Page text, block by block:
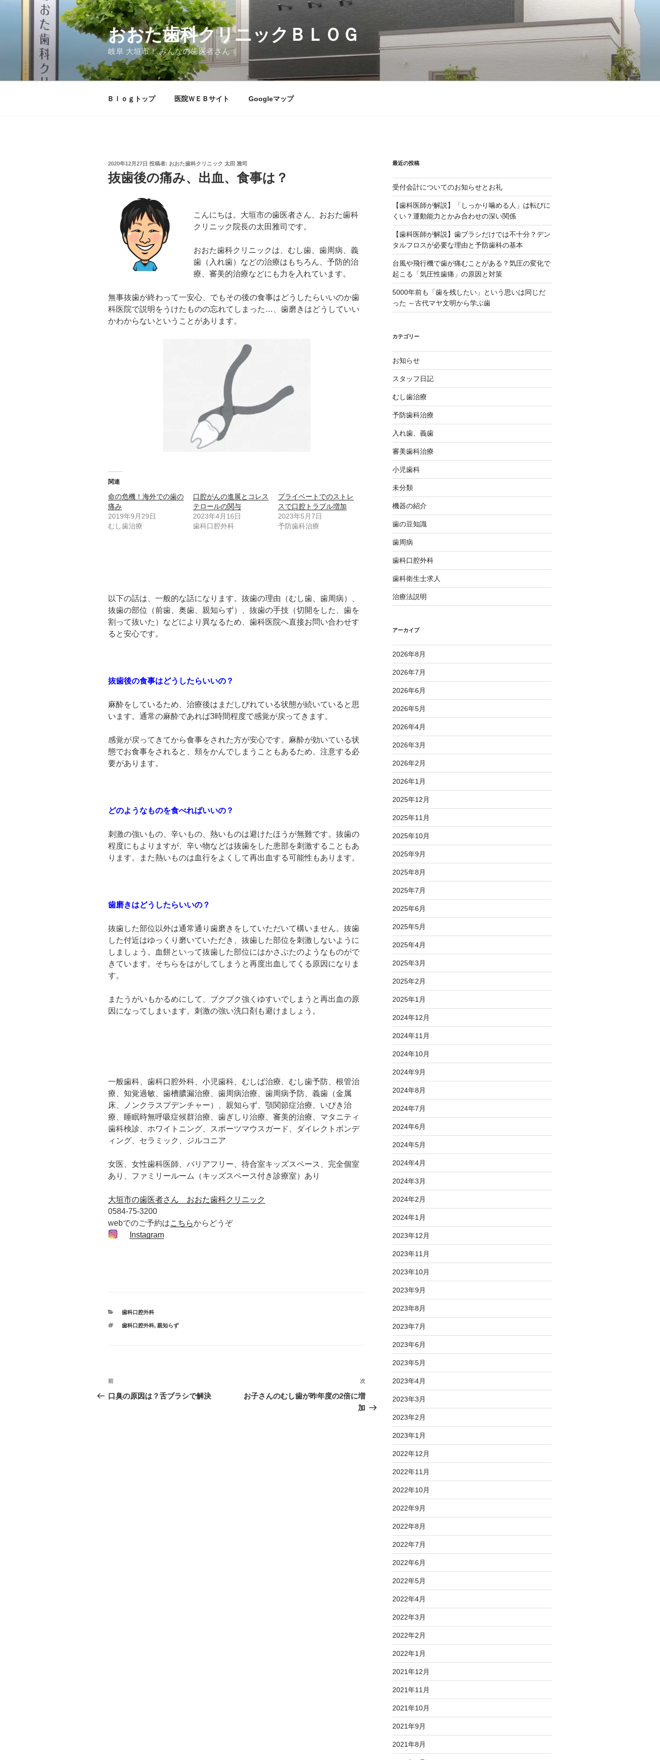
おおた歯科クリニックＢＬＯＧ
岐阜 大垣市！ みんなの歯医者さん
Ｂｌｏｇトップ 医院ＷＥＢサイト Googleマップ
投
稿
日:
2020年12月27日 投稿者: おおた歯科クリニック 太田 雅司
抜歯後の痛み、出血、食事は？
こんにちは。大垣市の歯医者さん、おおた歯科
クリニック院長の太田雅司です。
おおた歯科クリニックは、むし歯、歯周病、義
歯（入れ歯）などの治療はもちろん、予防的治
療、審美的治療などにも力を入れています。
無事抜歯が終わって一安心、でもその後の食事はどうしたらいいのか歯
科医院で説明をうけたものの忘れてしまった…、歯磨きはどうしていい
かわからないということがあります。
関連
命の危機！海外での歯の
痛み
2019年9月29日
むし歯治療
口腔がんの進展とコレス
テロールの関与
2023年4月16日
歯科口腔外科
プライベートでのストレ
スで口腔トラブル増加
2023年5月7日
予防歯科治療
以下の話は、一般的な話になります。抜歯の理由（むし歯、歯周病）、
抜歯の部位（前歯、奥歯、親知らず）、抜歯の手技（切開をした、歯を
割って抜いた）などにより異なるため、歯科医院へ直接お問い合わせす
ると安心です。
抜歯後の食事はどうしたらいいの？
麻酔をしているため、治療後はまだしびれている状態が続いていると思
います。通常の麻酔であれば3時間程度で感覚が戻ってきます。
感覚が戻ってきてから食事をされた方が安心です。麻酔が効いている状
態でお食事をされると、頬をかんでしまうこともあるため、注意する必
要があります。
どのようなものを食べればいいの？
刺激の強いもの、辛いもの、熱いものは避けたほうが無難です。抜歯の
程度にもよりますが、辛い物などは抜歯をした患部を刺激することもあ
ります。また熱いものは血行をよくして再出血する可能性もあります。
歯磨きはどうしたらいいの？
抜歯した部位以外は通常通り歯磨きをしていただいて構いません。抜歯
した付近はゆっくり磨いていただき、抜歯した部位を刺激しないように
しましょう。血餅といって抜歯した部位にはかさぶたのようなものがで
きています。そちらをはがしてしまうと再度出血してくる原因になりま
す。
またうがいもかるめにして、ブクブク強くゆすいでしまうと再出血の原
因になってしまいます。刺激の強い洗口剤も避けましょう。
一般歯科、歯科口腔外科、小児歯科、むしば治療、むし歯予防、根管治
療、知覚過敏、歯槽膿漏治療、歯周病治療、歯周病予防、義歯（金属
床、ノンクラスプデンチャー）、親知らず、顎関節症治療、いびき治
療、睡眠時無呼吸症候群治療、歯ぎしり治療、審美的治療、マタニティ
歯科検診、ホワイトニング、スポーツマウスガード、ダイレクトボンデ
ィング、セラミック、ジルコニア
女医、女性歯科医師、バリアフリー、待合室キッズスペース、完全個室
あり、ファミリールーム（キッズスペース付き診療室）あり
大垣市の歯医者さん おおた歯科クリニック
0584-75-3200
webでのご予約はこちらからどうぞ
Instagram
カ
ゴ
歯科口腔外科
タ
歯科口腔外科, 親知らず
投
稿
過
去
前
口臭の原因は？舌ブラシで解決
次
の
投
次
お子さんのむし歯が昨年度の2倍に増
加
最近の投稿
受付会計についてのお知らせとお礼
【歯科医師が解説】「しっかり噛める人」は転びに
くい？運動能力とかみ合わせの深い関係
【歯科医師が解説】歯ブラシだけでは不十分？デン
タルフロスが必要な理由と予防歯科の基本
台風や飛行機で歯が痛むことがある？気圧の変化で
起こる「気圧性歯痛」の原因と対策
5000年前も「歯を残したい」という思いは同じだ
った ～古代マヤ文明から学ぶ歯
カテゴリー
お知らせ
スタッフ日記
むし歯治療
予防歯科治療
入れ歯、義歯
審美歯科治療
小児歯科
未分類
機器の紹介
歯の豆知識
歯周病
歯科口腔外科
歯科衛生士求人
治療法説明
アーカイブ
2026年8月
2026年7月
2026年6月
2026年5月
2026年4月
2026年3月
2026年2月
2026年1月
2025年12月
2025年11月
2025年10月
2025年9月
2025年8月
2025年7月
2025年6月
2025年5月
2025年4月
2025年3月
2025年2月
2025年1月
2024年12月
2024年11月
2024年10月
2024年9月
2024年8月
2024年7月
2024年6月
2024年5月
2024年4月
2024年3月
2024年2月
2024年1月
2023年12月
2023年11月
2023年10月
2023年9月
2023年8月
2023年7月
2023年6月
2023年5月
2023年4月
2023年3月
2023年2月
2023年1月
2022年12月
2022年11月
2022年10月
2022年9月
2022年8月
2022年7月
2022年6月
2022年5月
2022年4月
2022年3月
2022年2月
2022年1月
2021年12月
2021年11月
2021年10月
2021年9月
2021年8月